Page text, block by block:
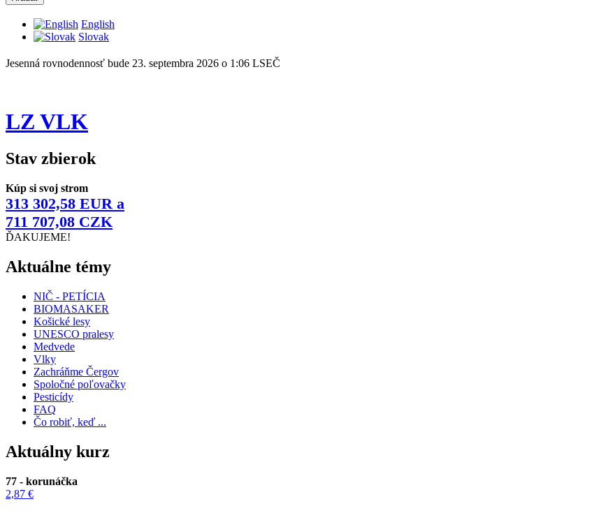
English
Slovak
Jesenná rovnodennosť bude 23. septembra 2026 o 1:06 LSEČ
LZ VLK
Stav zbierok
Kúp si svoj strom
313 302,58 EUR a
711 707,08 CZK
ĎAKUJEME!
Aktuálne témy
NIČ - PETÍCIA
BIOMASAKER
Košické lesy
UNESCO pralesy
Medvede
Vlky
Zachráňme Čergov
Spoločné poľovačky
Pesticídy
FAQ
Čo robiť, keď ...
Aktuálny kurz
77 - korunáčka
2,87 €